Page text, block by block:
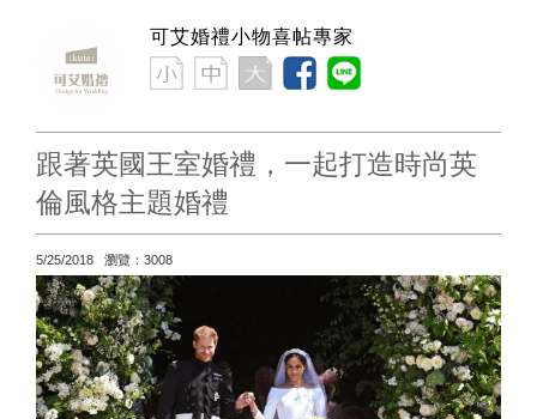
可艾婚禮小物喜帖專家
跟著英國王室婚禮，一起打造時尚英
倫風格主題婚禮
5/25/2018 瀏覽：3008